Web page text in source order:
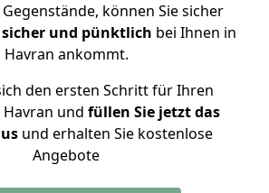
können Sie sicher
sicher und pünktlich bei Ihnen in
Havran ankommt.
den ersten Schritt für Ihren
und füllen Sie jetzt das
und erhalten Sie kostenlose
Angebote